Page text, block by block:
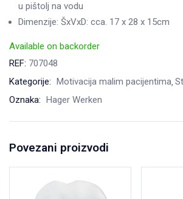
u pištolj na vodu
Dimenzije: ŠxVxD: cca. 17 x 28 x 15cm
Available on backorder
REF: 707048
Kategorije: Motivacija malim pacijentima
Oznaka: Hager Werken
Povezani proizvodi